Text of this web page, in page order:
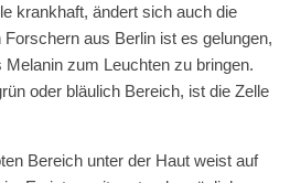
krankhaft, ändert sich auch die
aus Berlin ist es gelungen,
zum Leuchten zu bringen.
oder bläulich Bereich, ist die Zelle
Bereich unter der Haut weist auf